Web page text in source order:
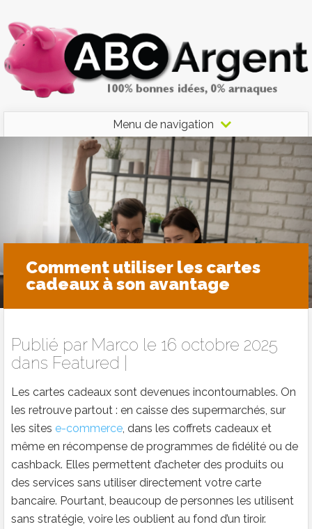
Menu de navigation
Comment utiliser les cartes
cadeaux à son avantage
Publié par Marco le 16 octobre 2025
dans Featured
Les cartes cadeaux sont devenues incontournables. On
les retrouve partout : en caisse des supermarchés, sur
les sites e-commerce, dans les coffrets cadeaux et
même en récompense de programmes de fidélité ou de
cashback. Elles permettent d’acheter des produits ou
des services sans utiliser directement votre carte
bancaire. Pourtant, beaucoup de personnes les utilisent
sans stratégie, voire les oublient au fond d’un tiroir.